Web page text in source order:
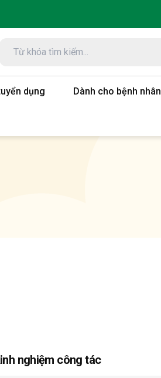
dụng Dành cho bệnh nhân
nghiệm công tác